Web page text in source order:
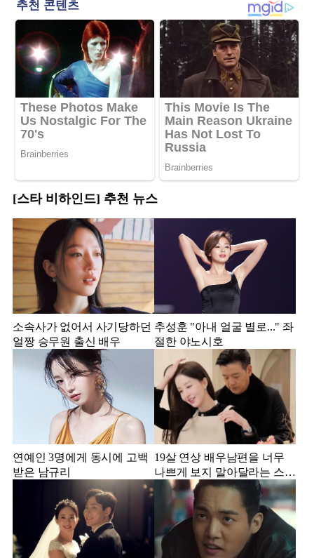
[스타 비하인드] 추천 뉴스
소속사가 없어서 사기당하던
얼짱 승무원 출신 배우
추성훈 "아내 얼굴 별로..." 좌
절한 야노시호
연예인 3명에게 동시에 고백
받은 남규리
19살 연상 배우남편을 너무
나쁘게 보지 말아달라는 스타
강사 아내